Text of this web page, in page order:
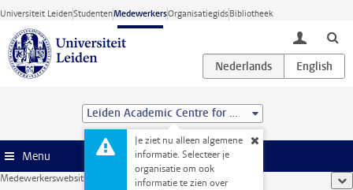
Ga direct naar de inhoud
Universiteit LeidenStudentenMedewerkersOrganisatiegidsBibliotheek
toggle
Leiden Academic Centre for Drug Research (LACDR)
Je ziet nu alleen algemene
informatie. Selecteer je
organisatie om ook
informatie te zien over
Menu
Medewerkerswebsite